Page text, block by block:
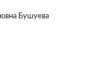
Бушуева